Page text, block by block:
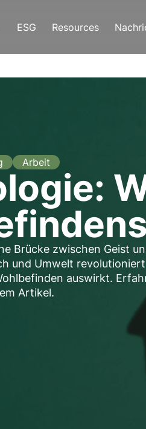
ESG Resources
Arbeit
Brücke zwischen Geist
und Umwelt
auswirkt.
Artikel.